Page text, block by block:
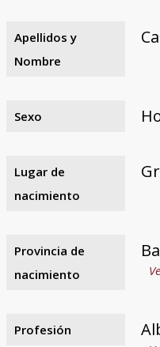
Razones y
El equipo
Fuentes
Apellidos y
Nombre
Sexo
Lugar de
nacimiento
Provincia de
nacimiento
Profesión